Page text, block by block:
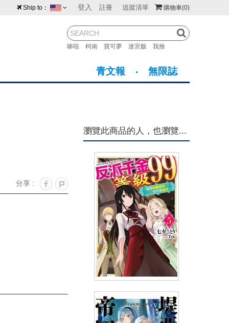
購物車(0)
登入 註冊 追蹤清單
哆啦 柯南 寶可夢 迷宮飯 我推
Ship to：
紐西蘭 馬來西亞
菲律賓
青文報 無限誌
分享 :
瀏覽此商品的人，也瀏覽...
輕小說 反派千金等級99～我是
隱藏頭目但不是魔王～(05)
NT$240 90折 NT$216 (USD7.17)